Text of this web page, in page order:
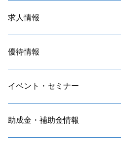
求人情報
優待情報
イベント・セミナー
助成金・補助金情報